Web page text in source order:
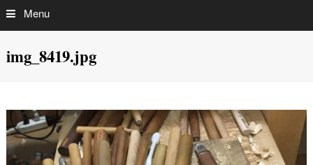
Menu
img_8419.jpg